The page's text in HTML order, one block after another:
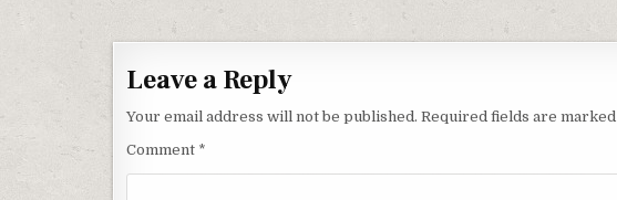
Leave a Reply
Your email address will not be published. Required fields are marked
Comment *